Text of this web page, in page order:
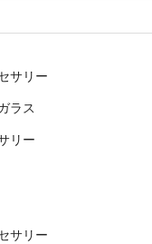
サリー
ラス
リー
サリー